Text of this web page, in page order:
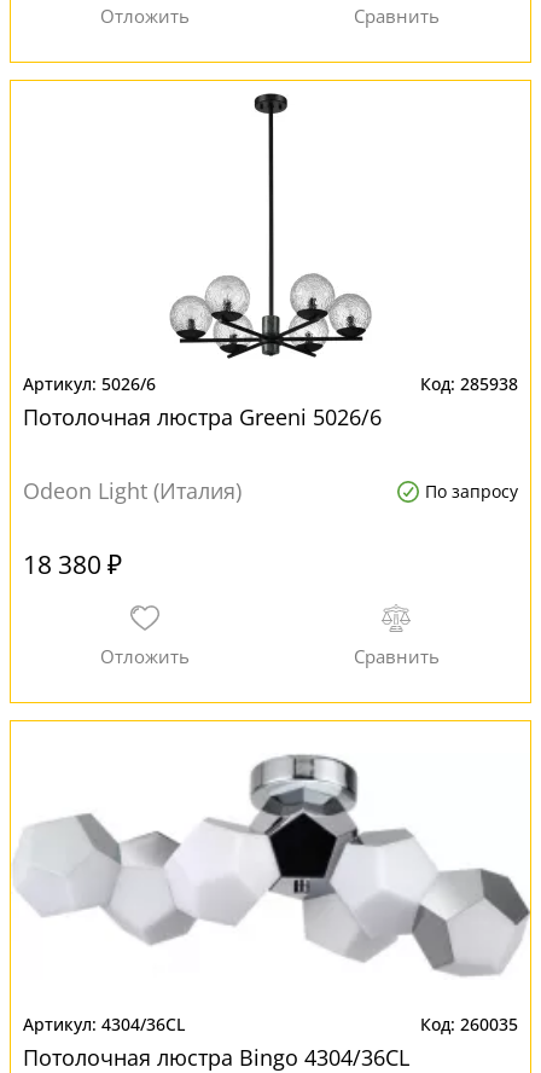
5026/6 285938
Потолочная люстра Greeni 5026/6
Odeon Light (Италия) По запросу
18 380 ₽
4304/36CL 260035
Потолочная люстра Bingo 4304/36CL